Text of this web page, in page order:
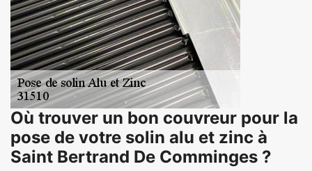
Où trouver un bon couvreur pour la
pose de votre solin alu et zinc à
Saint Bertrand De Comminges ?